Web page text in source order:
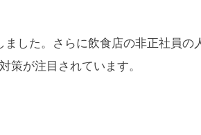
した。さらに飲食店の非正社員
策が注目されています。